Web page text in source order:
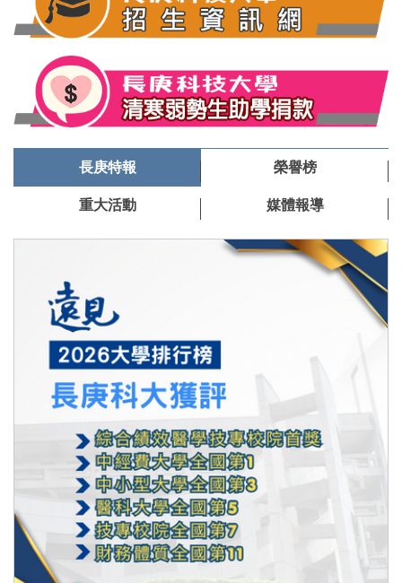
長庚特報 榮譽榜
重大活動 媒體報導